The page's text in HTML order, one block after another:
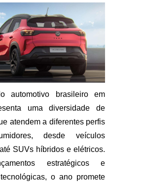
automotivo brasileiro em
uma diversidade de
atendem a diferentes perfis
desde veículos
SUVs híbridos e elétricos.
estratégicos e
o ano promete